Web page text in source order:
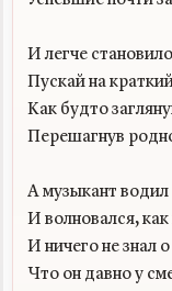
И легче
Пускай на
Как будто
Перешагнув
А музыкант
И волновался,
И ничего не знал
Что он давно у